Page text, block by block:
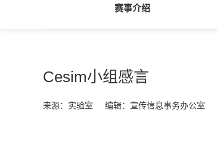
赛事介绍
Cesim小组感言
来源：实验室 编辑：宣传信息事务办公室